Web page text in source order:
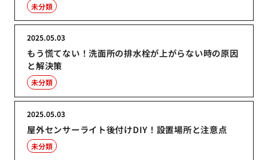
未分類
もう慌てない！洗面所の排水栓が上がらない時の原因
と解決策
2025.05.03
未分類
屋外センサーライト後付けDIY！設置場所と注意点
2025.05.03
未分類